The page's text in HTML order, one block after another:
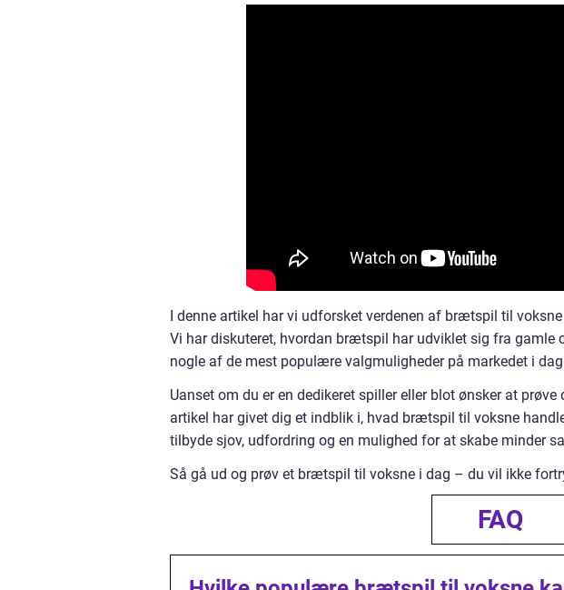
I denne artikel har vi udforsket verdenen af brætspil til
Vi har diskuteret, hvordan brætspil har udviklet sig fra
nogle af de mest populære valgmuligheder på markedet i
Uanset om du er en dedikeret spiller eller blot ønsker at
artikel har givet dig et indblik i, hvad brætspil til voksne
tilbyde sjov, udfordring og en mulighed for at skabe minder
Så gå ud og prøv et brætspil til voksne i dag – du vil ikke
FAQ